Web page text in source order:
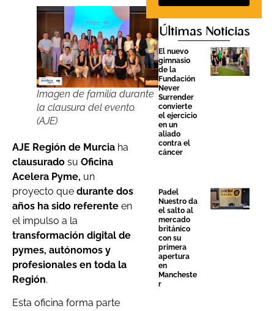
Imagen de familia durante
la clausura del evento.
(AJE)
AJE Región de Murcia ha
clausurado su Oficina
Acelera Pyme, un
proyecto que durante dos
años ha sido referente en
el impulso a la
transformación digital de
pymes, autónomos y
profesionales en toda la
Región.
Esta oficina forma parte
Últimas Noticias
El nuevo
gimnasio
de la
Fundación
Never
Surrender
convierte
el ejercicio
en un
aliado
contra el
cáncer
Padel
Nuestro da
el salto al
mercado
británico
con su
primera
apertura
en
Mancheste
r